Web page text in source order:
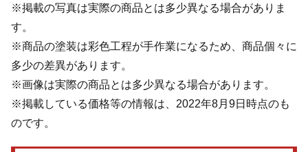
※掲載の写真は実際の商品とは多少異なる場合がありま
す。
※商品の塗装は彩色工程が手作業になるため、商品個々に
多少の差異があります。
※画像は実際の商品とは多少異なる場合があります。
※掲載している価格等の情報は、2022年8月9日時点のも
のです。